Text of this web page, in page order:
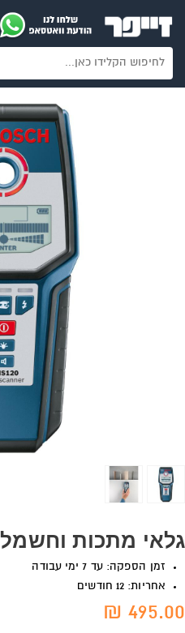
גלאי מתכות וחשמל BOSCH GMS120
זמן הספקה: עד 7 ימי עבודה
אחריות: 12 חודשים
495.00 ₪